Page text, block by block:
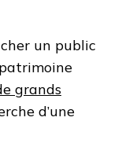
un public
grands
d’une